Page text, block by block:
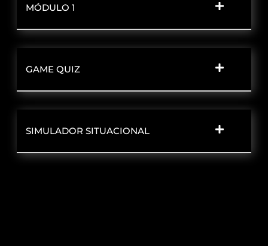
MÓDULO 1
GAME QUIZ
SIMULADOR SITUACIONAL